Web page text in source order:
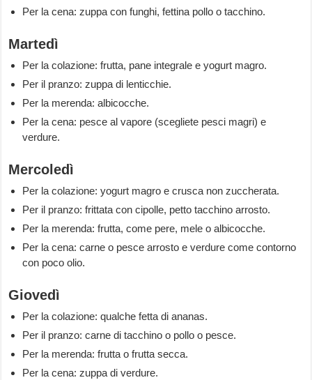
Per la cena: zuppa con funghi, fettina pollo o tacchino.
Martedì
Per la colazione: frutta, pane integrale e yogurt magro.
Per il pranzo: zuppa di lenticchie.
Per la merenda: albicocche.
Per la cena: pesce al vapore (scegliete pesci magri) e
verdure.
Mercoledì
Per la colazione: yogurt magro e crusca non zuccherata.
Per il pranzo: frittata con cipolle, petto tacchino arrosto.
Per la merenda: frutta, come pere, mele o albicocche.
Per la cena: carne o pesce arrosto e verdure come contorno
con poco olio.
Giovedì
Per la colazione: qualche fetta di ananas.
Per il pranzo: carne di tacchino o pollo o pesce.
Per la merenda: frutta o frutta secca.
Per la cena: zuppa di verdure.